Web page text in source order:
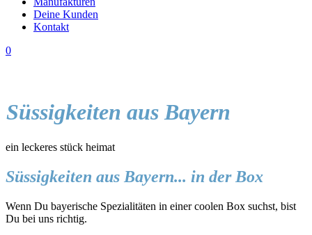
Deine Kunden
Kontakt
0
Süssigkeiten aus Bayern
ein leckeres stück heimat
Süssigkeiten aus Bayern... in der Box
Wenn Du bayerische Spezialitäten in einer coolen Box suchst, bist
Du bei uns richtig.